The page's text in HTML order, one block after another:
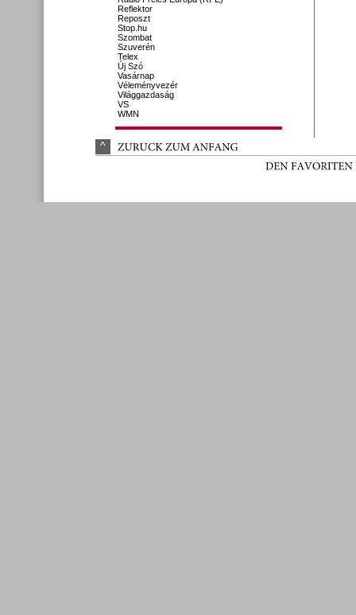
Reflektor
Reposzt
Stop.hu
Szombat
Szuverén
Telex
Új Szó
Vasárnap
Véleményvezér
Világgazdaság
VS
WMN
^ ZURÜCK ZUM ANFANG
DEN FAVORITEN